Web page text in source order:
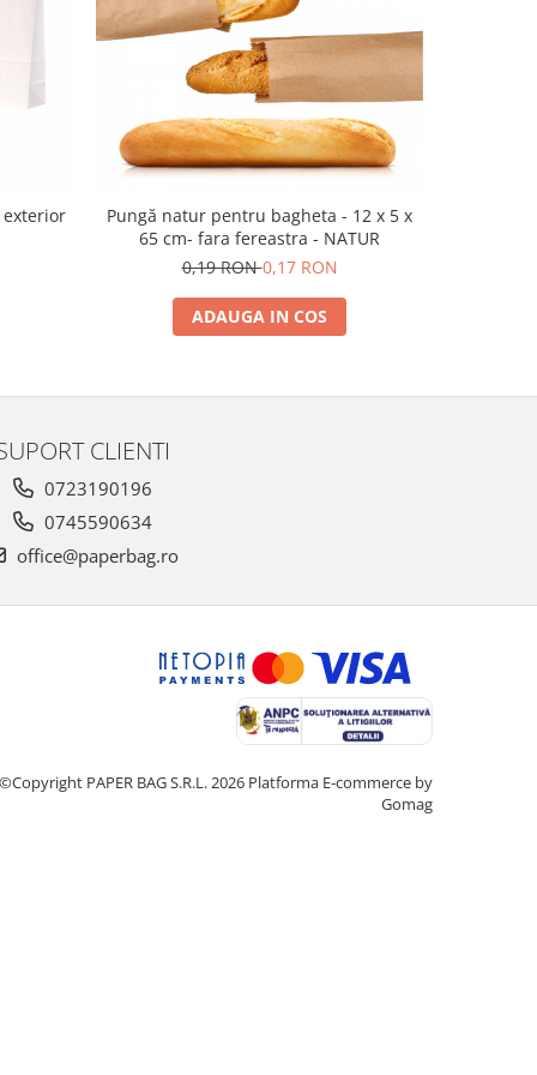
Pungă natur pentru bagheta - 12 x 5 x
65 cm- fara fereastra - NATUR
0,19 RON0,17 RON
ADAUGA IN COS
CLIENTI
0723190196
0745590634
office@paperbag.ro
©Copyright PAPER BAG S.R.L. 2026 Platforma E-commerce by
Gomag